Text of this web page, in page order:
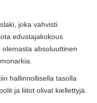
joka vahvisti
edustajakokous
olemasta absoluuttinen
hallinnollisella tasolla
ja liitot olivat kiellettyjä.